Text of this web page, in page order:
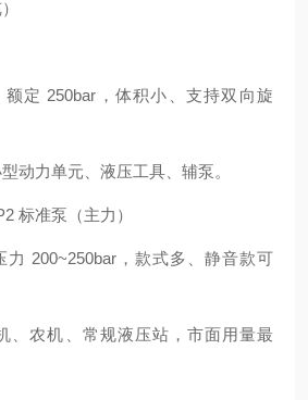
额定 250bar，体积小、支持双向旋
动力单元、液压工具、辅泵。
标准泵（主力）
力 200~250bar，款式多、静音款可
、农机、常规液压站，市面用量最